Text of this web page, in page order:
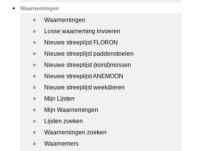
Waarnemingen
Waarnemingen
Losse waarneming invoeren
Nieuwe streeplijst FLORON
Nieuwe streeplijst paddenstoelen
Nieuwe streeplijst (korst)mossen
Nieuwe streeplijst ANEMOON
Nieuwe streeplijst weekdieren
Mijn Lijsten
Mijn Waarnemingen
Lijsten zoeken
Waarnemingen zoeken
Waarnemers